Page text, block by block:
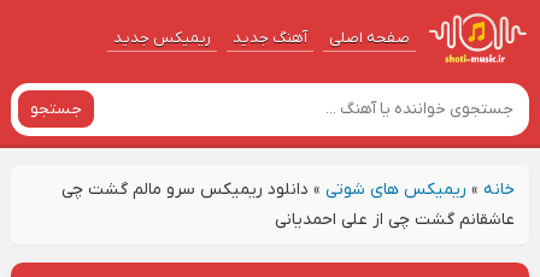
صفحه اصلی آهنگ‌ جدید ریمیکس جدید
جستجو
خانه» ریمیکس های شوتی» دانلود ریمیکس سرو مالم گشت چی
عاشقانم گشت چی از علی احمدیانی